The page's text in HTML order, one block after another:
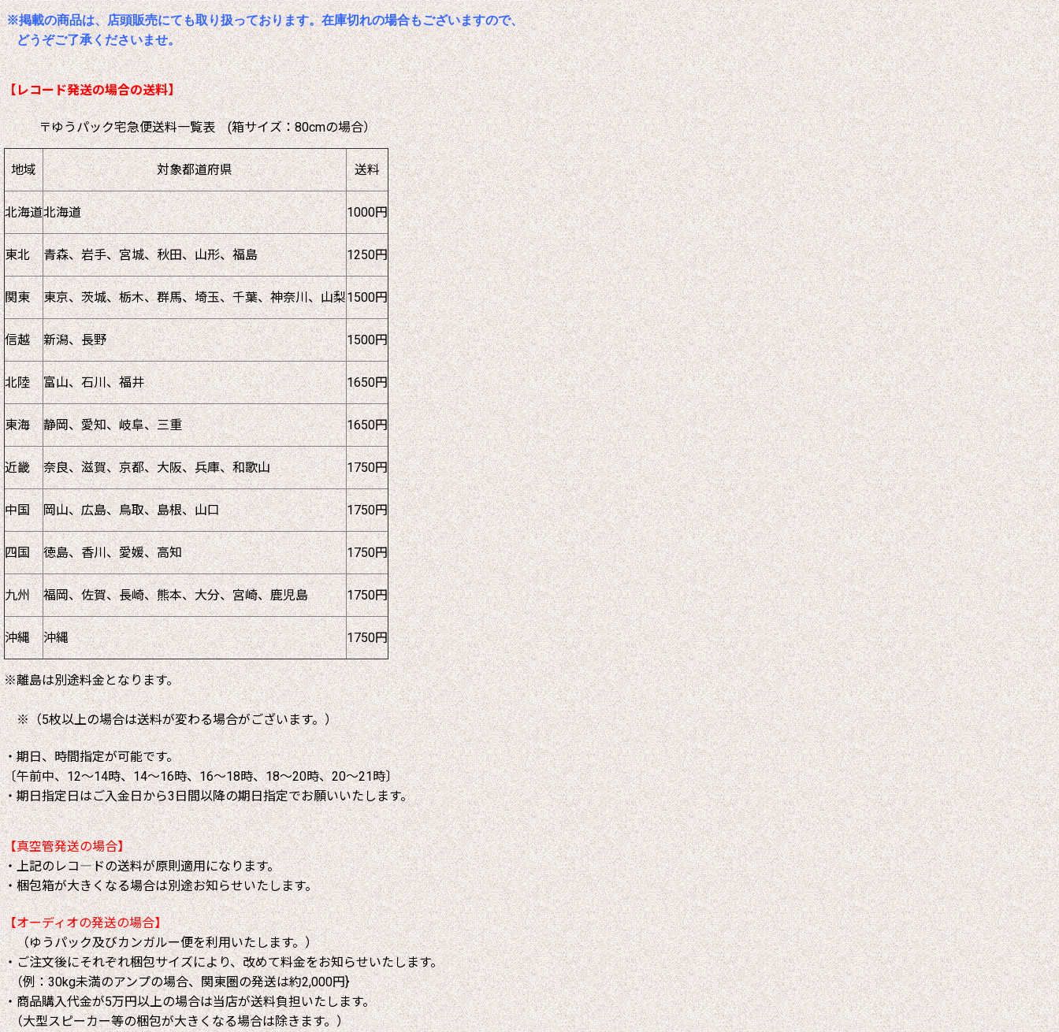
※掲載の商品は、店頭販売にても取り扱っております。在庫切れの場合もございますので、
どうぞご了承くださいませ。
【レコード発送の場合の送料】
〒ゆうパック宅急便送料一覧表 (箱サイズ：80cmの場合）
地域 対象都道府県 送料
北海道北海道 1000円
東北 青森、岩手、宮城、秋田、山形、福島 1250円
関東 東京、茨城、栃木、群馬、埼玉、千葉、神奈川、山梨1500円
信越 新潟、長野 1500円
北陸 富山、石川、福井 1650円
東海 静岡、愛知、岐阜、三重 1650円
近畿 奈良、滋賀、京都、大阪、兵庫、和歌山 1750円
中国 岡山、広島、鳥取、島根、山口 1750円
四国 徳島、香川、愛媛、高知 1750円
九州 福岡、佐賀、長崎、熊本、大分、宮崎、鹿児島 1750円
沖縄 沖縄 1750円
※離島は別途料金となります。
※（5枚以上の場合は送料が変わる場合がございます。）
・期日、時間指定が可能です。
〔午前中、12～14時、14～16時、16～18時、18～20時、20～21時〕
・期日指定日はご入金日から3日間以降の期日指定でお願いいたします。
【真空管発送の場合】
・上記のレコ―ドの送料が原則適用になります。
・梱包箱が大きくなる場合は別途お知らせいたします。
【オーディオの発送の場合】
（ゆうパック及びカンガルー便を利用いたします。）
・ご注文後にそれぞれ梱包サイズにより、改めて料金をお知らせいたします。
（例：30kg未満のアンプの場合、関東圏の発送は約2,000円}
・商品購入代金が5万円以上の場合は当店が送料負担いたします。
（大型スピーカー等の梱包が大きくなる場合は除きます。）